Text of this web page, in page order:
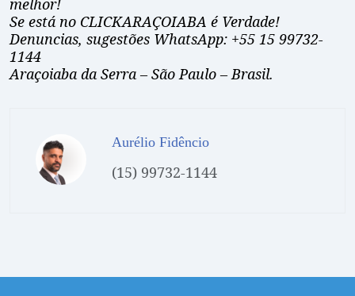
melhor!
Se está no CLICKARAÇOIABA é Verdade!
Denuncias, sugestões WhatsApp: +55 15 99732-
1144
Araçoiaba da Serra – São Paulo – Brasil.
Aurélio Fidêncio
(15) 99732-1144